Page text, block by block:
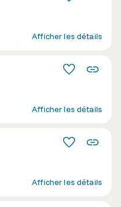
Afficher les détails
Afficher les détails
Afficher les détails